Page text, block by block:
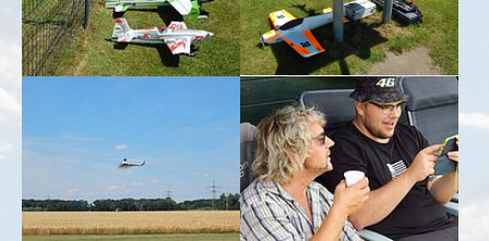
Show larger version for: